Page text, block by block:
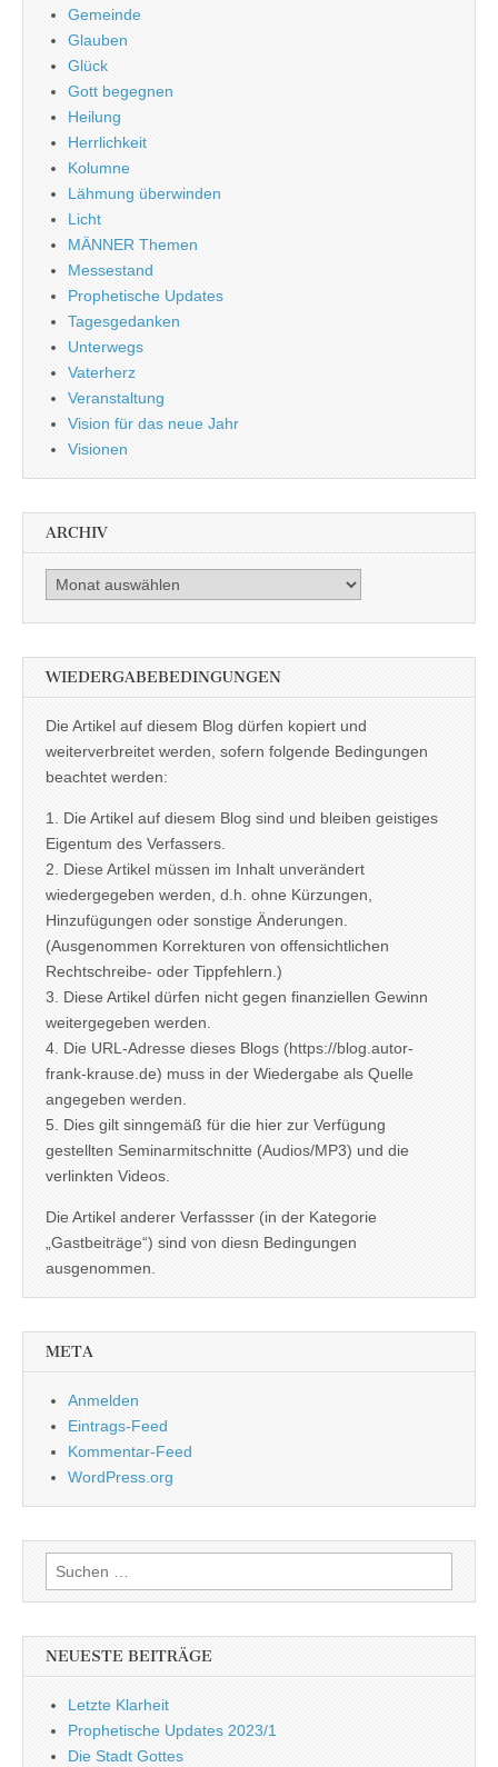
Gemeinde
Glauben
Glück
Gott begegnen
Heilung
Herrlichkeit
Kolumne
Lähmung überwinden
Licht
MÄNNER Themen
Messestand
Prophetische Updates
Tagesgedanken
Unterwegs
Vaterherz
Veranstaltung
Vision für das neue Jahr
Visionen
ARCHIV
Archiv
WIEDERGABEBEDINGUNGEN
Die Artikel auf diesem Blog dürfen kopiert und
weiterverbreitet werden, sofern folgende Bedingungen
beachtet werden:
1. Die Artikel auf diesem Blog sind und bleiben geistiges
Eigentum des Verfassers.
2. Diese Artikel müssen im Inhalt unverändert
wiedergegeben werden, d.h. ohne Kürzungen,
Hinzufügungen oder sonstige Änderungen.
(Ausgenommen Korrekturen von offensichtlichen
Rechtschreibe- oder Tippfehlern.)
3. Diese Artikel dürfen nicht gegen finanziellen Gewinn
weitergegeben werden.
4. Die URL-Adresse dieses Blogs (https://blog.autor-
frank-krause.de) muss in der Wiedergabe als Quelle
angegeben werden.
5. Dies gilt sinngemäß für die hier zur Verfügung
gestellten Seminarmitschnitte (Audios/MP3) und die
verlinkten Videos.
Die Artikel anderer Verfassser (in der Kategorie
„Gastbeiträge“) sind von diesn Bedingungen
ausgenommen.
META
Anmelden
Eintrags-Feed
Kommentar-Feed
WordPress.org
Suchen
nach:
NEUESTE BEITRÄGE
Letzte Klarheit
Prophetische Updates 2023/1
Die Stadt Gottes